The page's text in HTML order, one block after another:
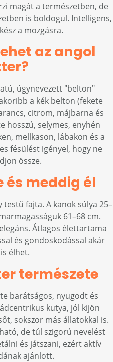
magát a természetben, de
is boldogul. Intelligens,
a mozgásra.
az angol
úgynevezett "belton"
a kék belton (fekete
citrom, májbarna és
hosszú, selymes, enyhén
mellkason, lábakon és a
fésülést igényel, hogy ne
össze.
és meddig él
fajta. A kanok súlya 25–
61–68 cm.
Átlagos élettartama
és gondoskodással akár
élhet.
természete
barátságos, nyugodt és
kutya, jól kijön
sokszor más állatokkal is.
de túl szigorú nevelést
és játszani, ezért aktív
ajánlott.